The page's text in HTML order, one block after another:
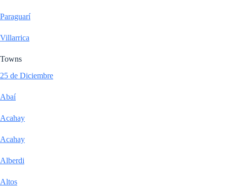
Paraguarí
Villarrica
Towns
25 de Diciembre
Abaí
Acahay
Acahay
Alberdi
Altos